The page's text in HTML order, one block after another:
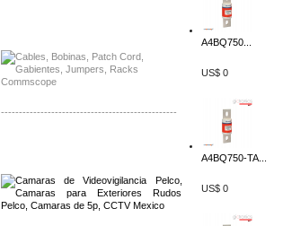
-------------------------------------------------
A4BQ750...
US$ 0
A4BQ750-TA...
US$ 0